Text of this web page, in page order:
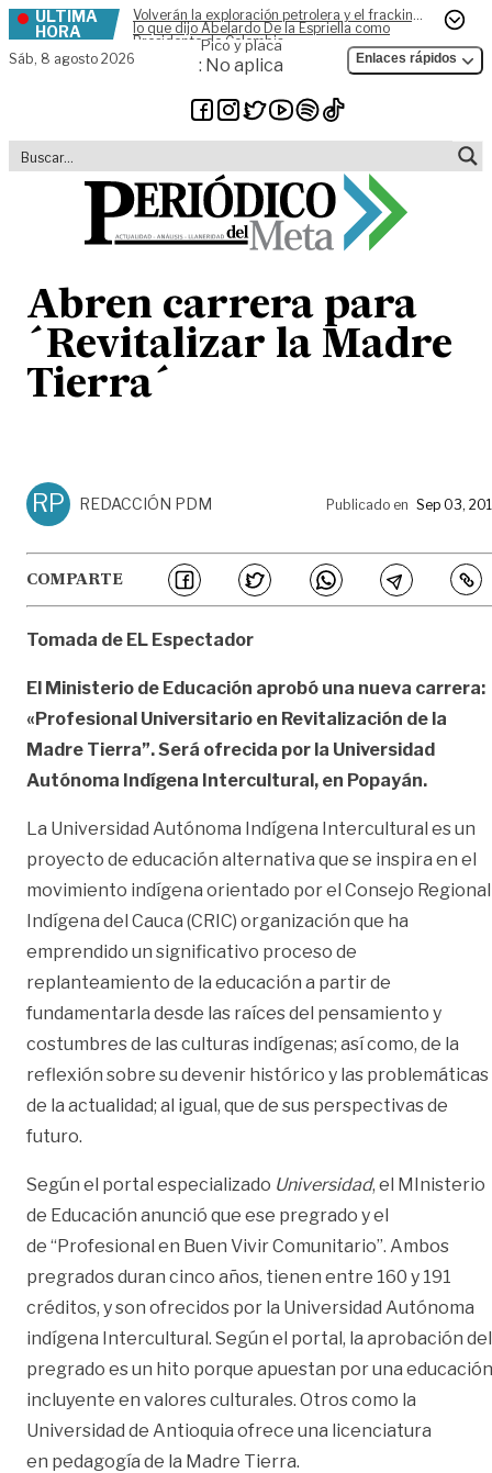
Skip to content
ÚLTIMA
HORA
Volverán la exploración petrolera y el fracking,
lo que dijo Abelardo De la Espriella como
Presidente de Colombia
Sáb, 8 agosto 2026
Pico y placa
: No aplica Enlaces rápidos
Abren carrera para
´Revitalizar la Madre
Tierra´
RP REDACCIÓN PDM Publicado en Sep 03,
COMPARTE
Tomada de EL Espectador
El Ministerio de Educación aprobó una nueva carrera:
«Profesional Universitario en Revitalización de la
Madre Tierra”. Será ofrecida por la Universidad
Autónoma Indígena Intercultural, en Popayán.
La Universidad Autónoma Indígena Intercultural es un
proyecto de educación alternativa que se inspira en el
movimiento indígena orientado por el Consejo Regional
Indígena del Cauca (CRIC) organización que ha
emprendido un significativo proceso de
replanteamiento de la educación a partir de
fundamentarla desde las raíces del pensamiento y
costumbres de las culturas indígenas; así como, de la
reflexión sobre su devenir histórico y las problemáticas
de la actualidad; al igual, que de sus perspectivas de
futuro.
Según el portal especializado Universidad, el MInisterio
de Educación anunció que ese pregrado y el
de “Profesional en Buen Vivir Comunitario”. Ambos
pregrados duran cinco años, tienen entre 160 y 191
créditos, y son ofrecidos por la Universidad Autónoma
indígena Intercultural. Según el portal, la aprobación del
pregrado es un hito porque apuestan por una educación
incluyente en valores culturales. Otros como la
Universidad de Antioquia ofrece una licenciatura
en pedagogía de la Madre Tierra.